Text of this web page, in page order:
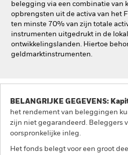
belegging via een combinatie van
opbrengsten uit de activa van het
ten minste 70% van zijn totale
instrumenten uitgedrukt in de
ontwikkelingslanden. Hiertoe
geldmarktinstrumenten.
BELANGRIJKE GEGEVENS:
het rendement van beleggingen
zijn niet gegarandeerd. Beleggers
oorspronkelijke inleg.
Het fonds belegt voor een groot